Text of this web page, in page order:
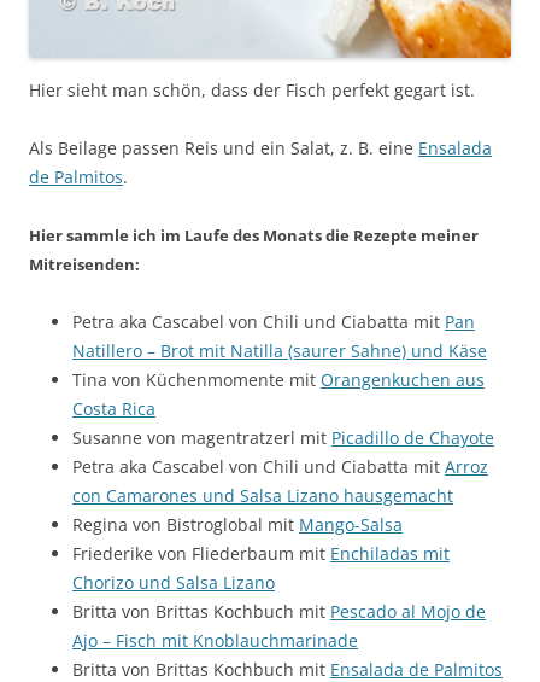
Hier sieht man schön, dass der Fisch perfekt gegart ist.
Als Beilage passen Reis und ein Salat, z. B. eine Ensalada
de Palmitos.
Hier sammle ich im Laufe des Monats die Rezepte meiner
Mitreisenden:
Petra aka Cascabel von Chili und Ciabatta mit Pan
Natillero – Brot mit Natilla (saurer Sahne) und Käse
Tina von Küchenmomente mit Orangenkuchen aus
Costa Rica
Susanne von magentratzerl mit Picadillo de Chayote
Petra aka Cascabel von Chili und Ciabatta mit Arroz
con Camarones und Salsa Lizano hausgemacht
Regina von Bistroglobal mit Mango-Salsa
Friederike von Fliederbaum mit Enchiladas mit
Chorizo und Salsa Lizano
Britta von Brittas Kochbuch mit Pescado al Mojo de
Ajo – Fisch mit Knoblauchmarinade
Britta von Brittas Kochbuch mit Ensalada de Palmitos